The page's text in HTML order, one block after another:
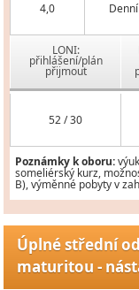
4,0 Denní
LONI:
přihlášení/plán
přijmout
52 / 30
Poznámky k oboru:
someliérský kurz,
B), výměnné pobyty v
Úplné střední
maturitou -